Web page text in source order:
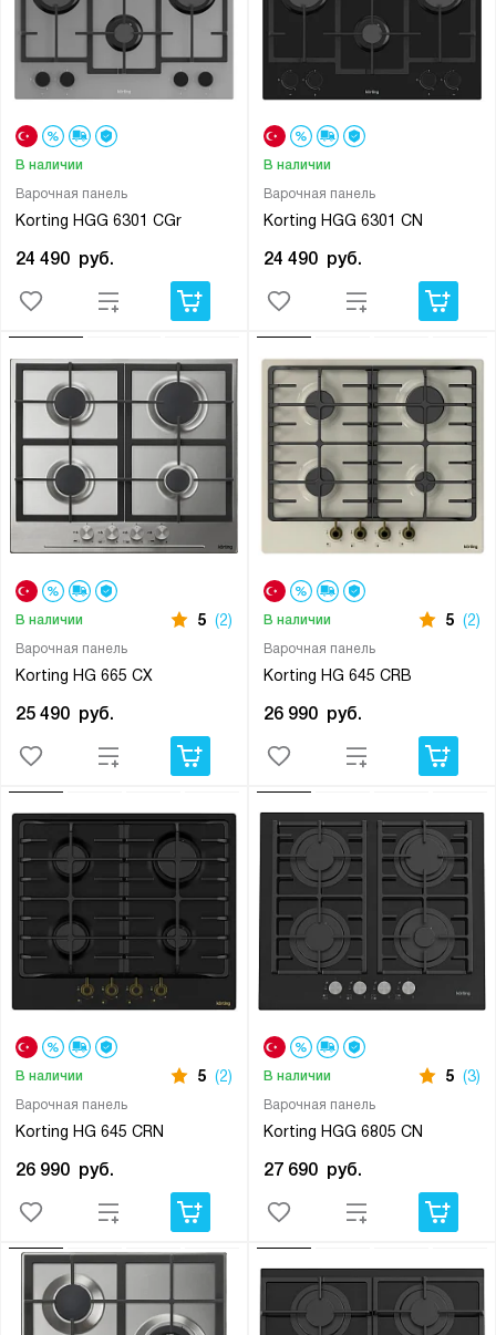
Варочная панель
Korting HGG 6301 CGr
В наличии
24 490 руб.
Варочная панель
Korting HGG 6301 CN
В наличии
24 490 руб.
Варочная панель
Korting HG 665 CX
В наличии 5 (2)
25 490 руб.
Варочная панель
Korting HG 645 CRB
В наличии 5 (2)
26 990 руб.
Варочная панель
Korting HG 645 CRN
В наличии 5 (2)
26 990 руб.
Варочная панель
Korting HGG 6805 CN
В наличии 5 (3)
27 690 руб.